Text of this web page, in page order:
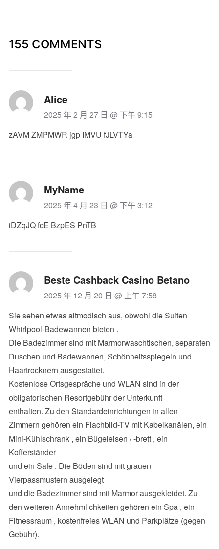
155 COMMENTS
Alice
2025 年 2 月 27 日 @ 下午 9:15
zAVM ZMPMWR jgp IMVU fJLVTYa
MyName
2025 年 4 月 23 日 @ 下午 3:12
iDZqJQ fcE BzpES PnTB
Beste Cashback Casino Betano
2025 年 12 月 20 日 @ 上午 7:58
Sie sehen etwas altmodisch aus, obwohl die Suiten
Whirlpool-Badewannen bieten .
Die Badezimmer sind mit Marmorwaschtischen, separaten
Duschen und Badewannen, Schönheitsspiegeln und
Haartrocknern ausgestattet.
Kostenlose Ortsgespräche und WLAN sind in der
obligatorischen Resortgebühr der Unterkunft
enthalten. Zu den Standardeinrichtungen in allen
Zimmern gehören ein Flachbild-TV mit Kabelkanälen, ein
Mini-Kühlschrank , ein Bügeleisen / -brett , ein
Kofferständer
und ein Safe . Die Böden sind mit grauen
Vierpassmustern ausgelegt
und die Badezimmer sind mit Marmor ausgekleidet. Zu
den weiteren Annehmlichkeiten gehören ein Spa , ein
Fitnessraum , kostenfreies WLAN und Parkplätze (gegen
Gebühr).